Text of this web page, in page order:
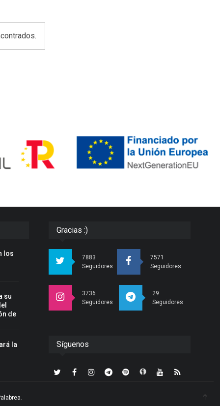
los
su
de
la
Gracias :)
7883
Seguidores
7571
Seguidores
3736
Seguidores
29
Seguidores
Síguenos